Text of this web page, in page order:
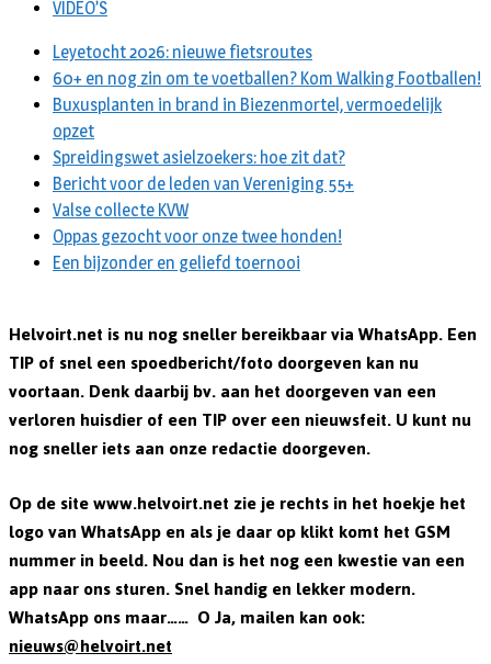
VIDEO’S
Leyetocht 2026: nieuwe fietsroutes
60+ en nog zin om te voetballen? Kom Walking Footballen!
Buxusplanten in brand in Biezenmortel, vermoedelijk
opzet
Spreidingswet asielzoekers: hoe zit dat?
Bericht voor de leden van Vereniging 55+
Valse collecte KVW
Oppas gezocht voor onze twee honden!
Een bijzonder en geliefd toernooi
Helvoirt.net is nu nog sneller bereikbaar via WhatsApp. Een
TIP of snel een spoedbericht/foto doorgeven kan nu
voortaan. Denk daarbij bv. aan het doorgeven van een
verloren huisdier of een TIP over een nieuwsfeit. U kunt nu
nog sneller iets aan onze redactie doorgeven.
Op de site www.helvoirt.net zie je rechts in het hoekje het
logo van WhatsApp en als je daar op klikt komt het GSM
nummer in beeld. Nou dan is het nog een kwestie van een
app naar ons sturen. Snel handig en lekker modern.
WhatsApp ons maar…… O Ja, mailen kan ook:
nieuws@helvoirt.net